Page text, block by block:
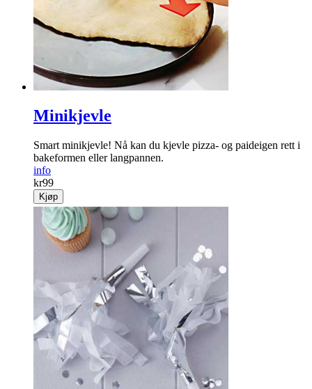
Minikjevle
Smart minikjevle! Nå kan du kjevle pizza- og paideigen rett i
bakeformen eller langpannen.
info
kr99
Kjøp